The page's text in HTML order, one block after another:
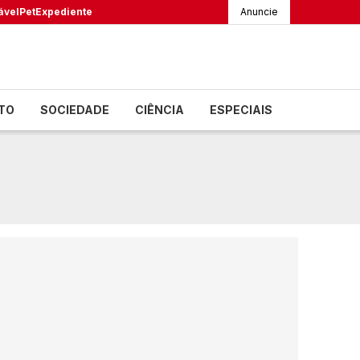
PetExpediente Anuncie
SOCIEDADE CIÊNCIA ESPECIAIS